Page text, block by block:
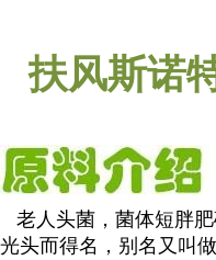
扶风斯诺
老人头菌，菌体短胖
光头而得名，别名又叫